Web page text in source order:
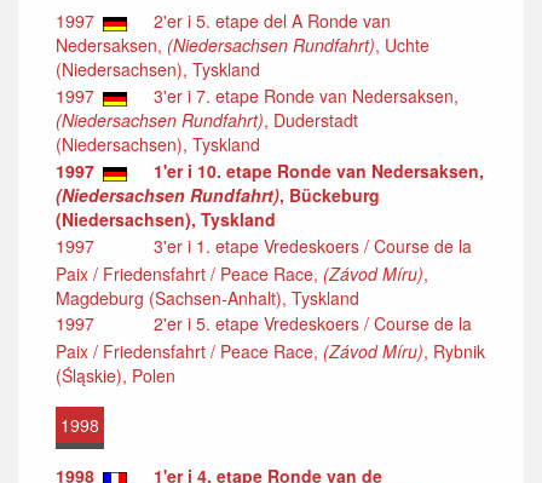
1997
2'er i 5. etape del A Ronde van
Nedersaksen, (Niedersachsen Rundfahrt), Uchte
(Niedersachsen), Tyskland
1997
3'er i 7. etape Ronde van Nedersaksen,
(Niedersachsen Rundfahrt), Duderstadt
(Niedersachsen), Tyskland
1997
1'er i 10. etape Ronde van Nedersaksen,
(Niedersachsen Rundfahrt), Bückeburg
(Niedersachsen), Tyskland
1997
3'er i 1. etape Vredeskoers / Course de la
Paix / Friedensfahrt / Peace Race, (Závod Míru),
Magdeburg (Sachsen-Anhalt), Tyskland
1997
2'er i 5. etape Vredeskoers / Course de la
Paix / Friedensfahrt / Peace Race, (Závod Míru), Rybnik
(Śląskie), Polen
1998
1998
1'er i 4. etape Ronde van de